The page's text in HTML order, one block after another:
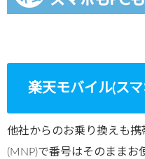
楽天モバイル(スマ
他社からのお乗り換えも
(MNP)で番号はそのままお